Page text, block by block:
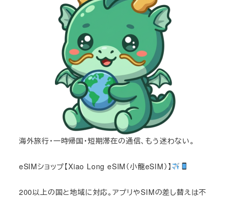
海外旅行・一時帰国・短期滞在の通信、もう迷わない。
eSIMショップ【Xiao Long eSIM（小龍eSIM）】
200以上の国と地域に対応。アプリやSIMの差し替えは不